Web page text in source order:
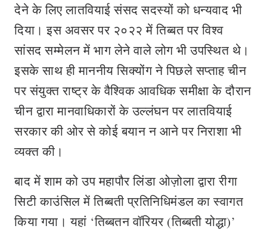
देने के लिए लातवियाई संसद सदस्यों को धन्यवाद भी
दिया। इस अवसर पर २०२२ में तिब्बत पर विश्व
सांसद सम्मेलन में भाग लेने वाले लोग भी उपस्थित थे।
इसके साथ ही माननीय सिक्योंग ने पिछले सप्ताह चीन
पर संयुक्त राष्ट्र के वैश्विक आवधिक समीक्षा के दौरान
चीन द्वारा मानवाधिकारों के उल्लंघन पर लातवियाई
सरकार की ओर से कोई बयान न आने पर निराशा भी
व्यक्त की।
बाद में शाम को उप महापौर लिंडा ओज़ोला द्वारा रीगा
सिटी काउंसिल में तिब्बती प्रतिनिधिमंडल का स्‍वागत
किया गया। यहां ‘तिब्बतन वॉरियर (तिब्बती योद्धा)’